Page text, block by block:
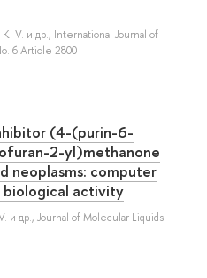
V. и др., International Journal of
6 Article 2800
(4-(purin-6-
2-yl)methanone
computer
biological activity
и др., Journal of Molecular Liquids